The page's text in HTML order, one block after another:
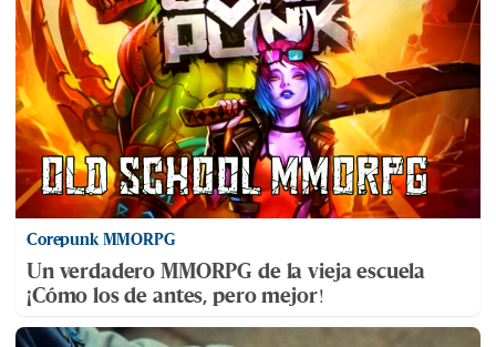
Corepunk MMORPG
Un verdadero MMORPG de la vieja escuela
¡Cómo los de antes, pero mejor!